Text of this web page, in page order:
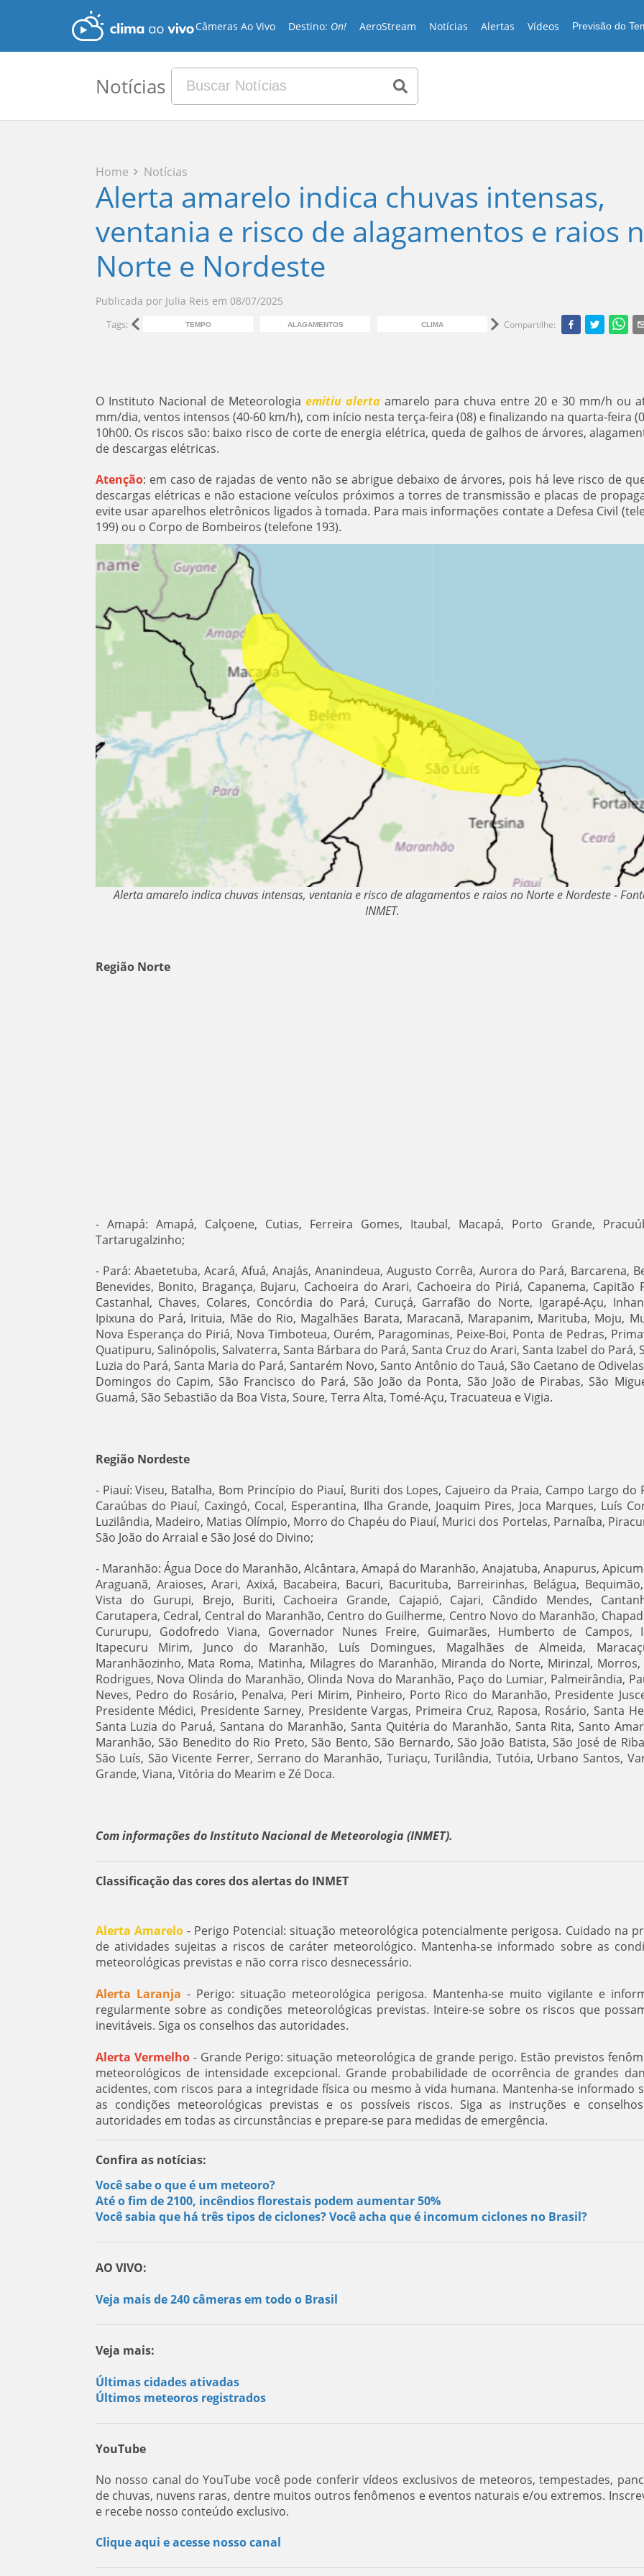
Câmeras Ao Vivo Destino: On! AeroStream Notícias Alertas Vídeos Previsão do
Notícias
Home Notícias
Alerta amarelo indica chuvas intensas,
ventania e risco de alagamentos e raios
Norte e Nordeste
Publicada por Julia Reis em 08/07/2025
Tags: TEMPO ALAGAMENTOS CLIMA PREVISÃO DO TEMPO
Compartilhe:
O Instituto Nacional de Meteorologia emitiu alertaamarelo para chuva entre 20 e 30 mm/h ou
mm/dia, ventos intensos (40-60 km/h), com início nesta terça-feira (08) e finalizando na quarta-feira
10h00. Os riscos são: baixo risco de corte de energia elétrica, queda de galhos de árvores,
de descargas elétricas.
Atenção: em caso de rajadas de vento não se abrigue debaixo de árvores, pois há leve risco de
descargas elétricas e não estacione veículos próximos a torres de transmissão e placas de
evite usar aparelhos eletrônicos ligados à tomada. Para mais informações contate a Defesa Civil
199) ou o Corpo de Bombeiros (telefone 193).
Alerta amarelo indica chuvas intensas, ventania e risco de alagamentos e raios no Norte e Nordeste -
INMET.
Região Norte
- Amapá: Amapá, Calçoene, Cutias, Ferreira Gomes, Itaubal, Macapá, Porto Grande,
Tartarugalzinho;
- Pará: Abaetetuba, Acará, Afuá, Anajás, Ananindeua, Augusto Corrêa, Aurora do Pará, Barcarena,
Benevides, Bonito, Bragança, Bujaru, Cachoeira do Arari, Cachoeira do Piriá, Capanema, Capitão
Castanhal, Chaves, Colares, Concórdia do Pará, Curuçá, Garrafão do Norte, Igarapé-Açu,
Ipixuna do Pará, Irituia, Mãe do Rio, Magalhães Barata, Maracanã, Marapanim, Marituba, Moju,
Nova Esperança do Piriá, Nova Timboteua, Ourém, Paragominas, Peixe-Boi, Ponta de Pedras,
Quatipuru, Salinópolis, Salvaterra, Santa Bárbara do Pará, Santa Cruz do Arari, Santa Izabel do Pará,
Luzia do Pará, Santa Maria do Pará, Santarém Novo, Santo Antônio do Tauá, São Caetano de
Domingos do Capim, São Francisco do Pará, São João da Ponta, São João de Pirabas, São
Guamá, São Sebastião da Boa Vista, Soure, Terra Alta, Tomé-Açu, Tracuateua e Vigia.
Região Nordeste
- Piauí: Viseu, Batalha, Bom Princípio do Piauí, Buriti dos Lopes, Cajueiro da Praia, Campo Largo do
Caraúbas do Piauí, Caxingó, Cocal, Esperantina, Ilha Grande, Joaquim Pires, Joca Marques, Luís
Luzilândia, Madeiro, Matias Olímpio, Morro do Chapéu do Piauí, Murici dos Portelas, Parnaíba,
São João do Arraial e São José do Divino;
- Maranhão: Água Doce do Maranhão, Alcântara, Amapá do Maranhão, Anajatuba, Anapurus,
Araguanã, Araioses, Arari, Axixá, Bacabeira, Bacuri, Bacurituba, Barreirinhas, Belágua,
Vista do Gurupi, Brejo, Buriti, Cachoeira Grande, Cajapió, Cajari, Cândido Mendes,
Carutapera, Cedral, Central do Maranhão, Centro do Guilherme, Centro Novo do Maranhão,
Cururupu, Godofredo Viana, Governador Nunes Freire, Guimarães, Humberto de Campos,
Itapecuru Mirim, Junco do Maranhão, Luís Domingues, Magalhães de Almeida,
Maranhãozinho, Mata Roma, Matinha, Milagres do Maranhão, Miranda do Norte, Mirinzal, Morros,
Rodrigues, Nova Olinda do Maranhão, Olinda Nova do Maranhão, Paço do Lumiar, Palmeirândia,
Neves, Pedro do Rosário, Penalva, Peri Mirim, Pinheiro, Porto Rico do Maranhão, Presidente
Presidente Médici, Presidente Sarney, Presidente Vargas, Primeira Cruz, Raposa, Rosário, Santa
Santa Luzia do Paruá, Santana do Maranhão, Santa Quitéria do Maranhão, Santa Rita, Santo
Maranhão, São Benedito do Rio Preto, São Bento, São Bernardo, São João Batista, São José de
São Luís, São Vicente Ferrer, Serrano do Maranhão, Turiaçu, Turilândia, Tutóia, Urbano Santos,
Grande, Viana, Vitória do Mearim e Zé Doca.
Com informações do Instituto Nacional de Meteorologia (INMET).
Classificação das cores dos alertas do INMET
Alerta Amarelo- Perigo Potencial: situação meteorológica potencialmente perigosa. Cuidado na
de atividades sujeitas a riscos de caráter meteorológico. Mantenha-se informado sobre as
meteorológicas previstas e não corra risco desnecessário.
Alerta Laranja - Perigo: situação meteorológica perigosa. Mantenha-se muito vigilante e
regularmente sobre as condições meteorológicas previstas. Inteire-se sobre os riscos que
inevitáveis. Siga os conselhos das autoridades.
Alerta Vermelho- Grande Perigo: situação meteorológica de grande perigo. Estão previstos
meteorológicos de intensidade excepcional. Grande probabilidade de ocorrência de grandes
acidentes, com riscos para a integridade física ou mesmo à vida humana. Mantenha-se informado
as condições meteorológicas previstas e os possíveis riscos. Siga as instruções e
autoridades em todas as circunstâncias e prepare-se para medidas de emergência.
Confira as notícias:
Você sabe o que é um meteoro?
Até o fim de 2100, incêndios florestais podem aumentar 50%
Você sabia que há três tipos de ciclones? Você acha que é incomum ciclones no Brasil?
AO VIVO:
Veja mais de 240 câmeras em todo o Brasil
Veja mais:
Últimas cidades ativadas
Últimos meteoros registrados
YouTube
No nosso canal do YouTube você pode conferir vídeos exclusivos de meteoros, tempestades,
de chuvas, nuvens raras, dentre muitos outros fenômenos e eventos naturais e/ou extremos.
e recebe nosso conteúdo exclusivo.
Clique aqui e acesse nosso canal